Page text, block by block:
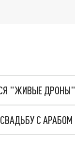
"ЖИВЫЕ ДРОНЫ"
С АРАБОМ